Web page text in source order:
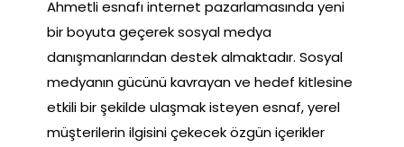
Ahmetli esnafı internet pazarlamasında yeni
bir boyuta geçerek sosyal medya
danışmanlarından destek almaktadır. Sosyal
medyanın gücünü kavrayan ve hedef kitlesine
etkili bir şekilde ulaşmak isteyen esnaf, yerel
müşterilerin ilgisini çekecek özgün içerikler